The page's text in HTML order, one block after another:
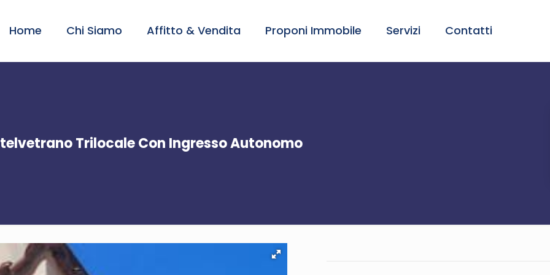
Home Chi Siamo Affitto & Vendita Proponi Immobile Servizi Contatti
Trilocale Con Ingresso Autonomo